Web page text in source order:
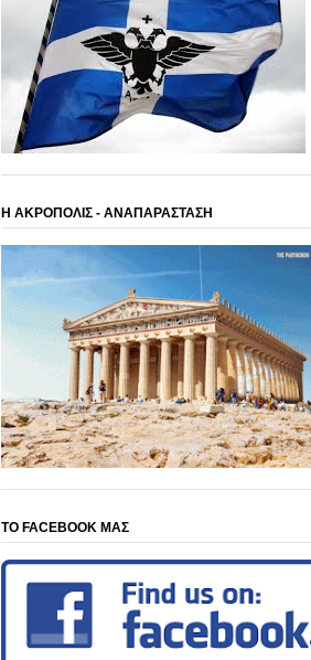
Η ΑΚΡΟΠΟΛΙΣ - ΑΝΑΠΑΡΑΣΤΑΣΗ
ΤΟ FACEBOOK ΜΑΣ